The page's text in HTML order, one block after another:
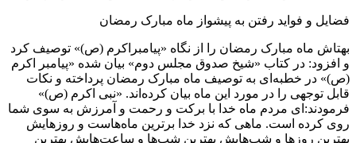
فضایل و فواید رفتن به پیشواز ماه مبارک رمضان
بهتاش ماه مبارک رمضان را از نگاه «پیامبراکرم (ص)» توصیف کرد
و افزود: در کتاب «شیخ صدوق مجلس دوم» بیان شده «پیامبر اکرم
(ص)» در خطبه‌ای به توصیف ماه مبارک رمضان پرداخته و نکات
قابل توجهی را در مورد این ماه بیان کرده‌اند. «نبی اکرم (ص)»
فرمودند:‌ای مردم ماه خدا با برکت و رحمت و آمرزش به سوی شما
روی کرده است. ماهی که نزد خدا برترین ماه‌هاست و روزهایش
بهترین روز‌ها و شب‌هایش بهترین شب‌ها و ساعت‌هایش بهترین